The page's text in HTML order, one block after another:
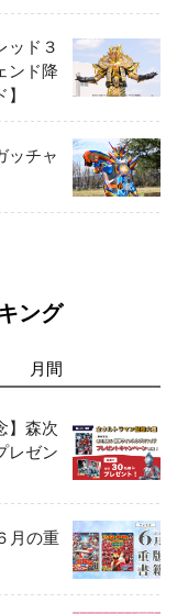
ッド３
ンド降
ッチャ
ング
月間
】森次
レゼン
月の重